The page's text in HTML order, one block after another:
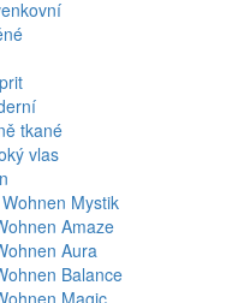
tkané
vlas
Mystik
Amaze
Aura
Balance